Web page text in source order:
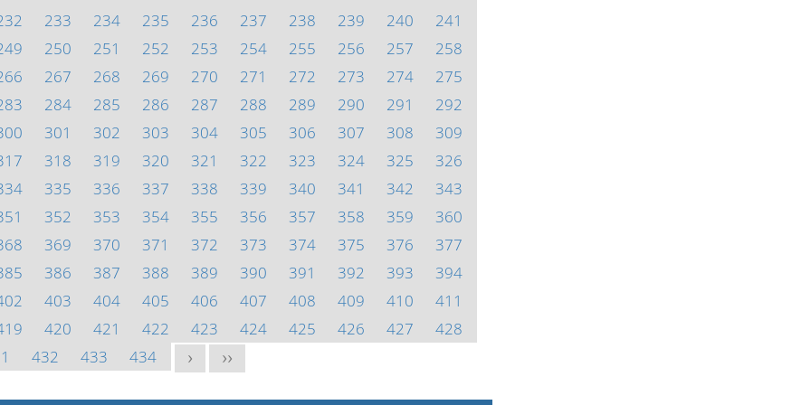
233 234 235 236 237 238 239 240
241
250 251 252 253 254 255 256 257
258
267 268 269 270 271 272 273 274
275
284 285 286 287 288 289 290 291
292
301 302 303 304 305 306 307 308
309
318 319 320 321 322 323 324 325
326
335 336 337 338 339 340 341 342
343
352 353 354 355 356 357 358 359
360
369 370 371 372 373 374 375 376
377
386 387 388 389 390 391 392 393
394
403 404 405 406 407 408 409 410
411
420 421 422 423 424 425 426 427
428
432 433 434 > >>